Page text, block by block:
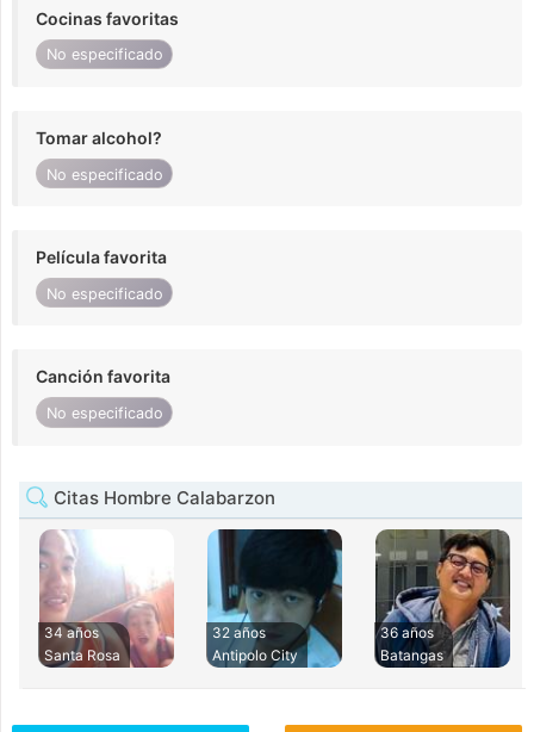
Cocinas favoritas
No especificado
Tomar alcohol?
No especificado
Película favorita
No especificado
Canción favorita
No especificado
Citas Hombre Calabarzon
34 años
Santa Rosa
32 años
Antipolo City
36 años
Batangas